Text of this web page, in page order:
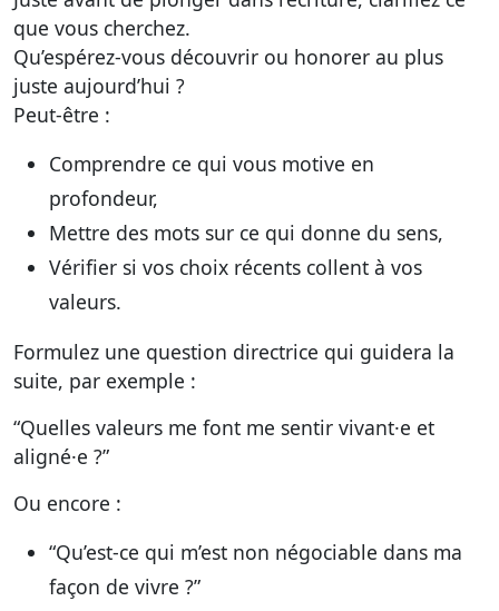
que vous cherchez.
Qu’espérez-vous découvrir ou honorer au plus
juste aujourd’hui ?
Peut-être :
Comprendre ce qui vous motive en
profondeur,
Mettre des mots sur ce qui donne du sens,
Vérifier si vos choix récents collent à vos
valeurs.
Formulez une question directrice qui guidera la
suite, par exemple :
“Quelles valeurs me font me sentir vivant·e et
aligné·e ?”
Ou encore :
“Qu’est-ce qui m’est non négociable dans ma
façon de vivre ?”